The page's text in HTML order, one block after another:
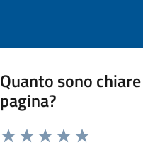
Quanto sono
pagina?
Valuta da 1 a 5 stelle la pagina